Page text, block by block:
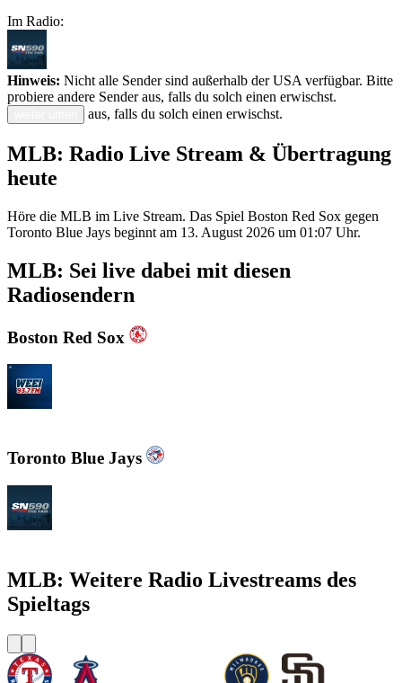
Im Radio:
Hinweis: Nicht alle Sender sind außerhalb der USA verfügbar. Bitte
probiere andere Sender aus, falls du solch einen erwischst.
aus, falls du solch einen erwischst.
MLB: Radio Live Stream & Übertragung
heute
Höre die MLB im Live Stream. Das Spiel Boston Red Sox gegen
Toronto Blue Jays beginnt am 13. August 2026 um 01:07 Uhr.
MLB: Sei live dabei mit diesen
Radiosendern
Boston Red Sox
Toronto Blue Jays
MLB: Weitere Radio Livestreams des
Spieltags